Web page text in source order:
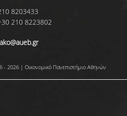
8203433
210 8223802
- 2026 | Οικονομικό Πανεπιστήμιο Αθηνών